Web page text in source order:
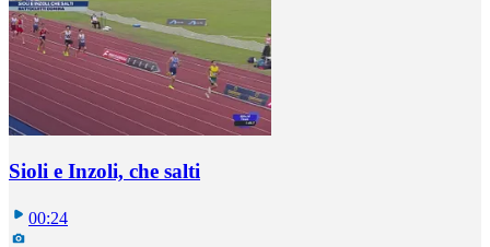
Sioli e Inzoli, che salti
00:24